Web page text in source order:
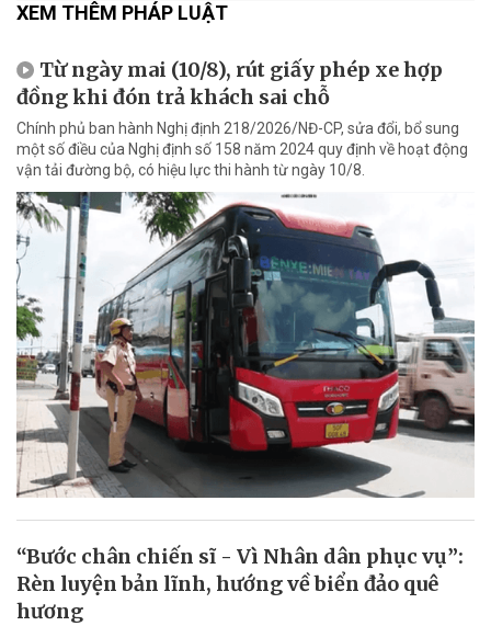
XEM THÊM PHÁP LUẬT
Từ ngày mai (10/8), rút giấy phép xe hợp
đồng khi đón trả khách sai chỗ
Chính phủ ban hành Nghị định 218/2026/NĐ-CP, sửa đổi, bổ sung
một số điều của Nghị định số 158 năm 2024 quy định về hoạt động
vận tải đường bộ, có hiệu lực thi hành từ ngày 10/8.
“Bước chân chiến sĩ - Vì Nhân dân phục vụ”:
Rèn luyện bản lĩnh, hướng về biển đảo quê
hương